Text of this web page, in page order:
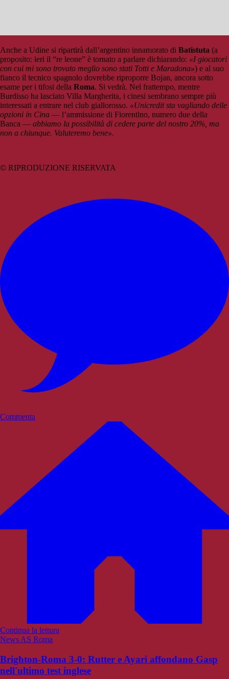
Anche a Udine si ripartirà dall’argentino innamorato di Batistuta (a
proposito: ieri il “re leone” è tornato a parlare dichiarando: «I giocatori
con cui mi sono trovato meglio sono stati Totti e Maradona») e al suo
fianco il tecnico spagnolo dovrebbe riproporre Bojan, ancora sotto
esame per i tifosi della Roma. Si vedrà. Nel frattempo, mentre
Burdisso ha lasciato Villa Margherita, i cinesi sembrano sempre più
interessati a entrare nel club giallorosso. «Unicredit sta vagliando delle
opzioni in Cina — l’ammissione di Fiorentino, numero due della
Banca — abbiamo la possibilità di cedere parte del nostro 20%, ma
non a chiunque. Valuteremo bene».
© RIPRODUZIONE RISERVATA
Commenta
Continua la lettura
News AS Roma
Brighton-Roma 3-0: Rutter e Ayari affondano Gasp
nell'ultimo test inglese